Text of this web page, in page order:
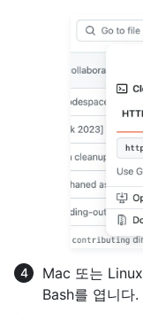
Mac 또는
Bash를 엽니다.